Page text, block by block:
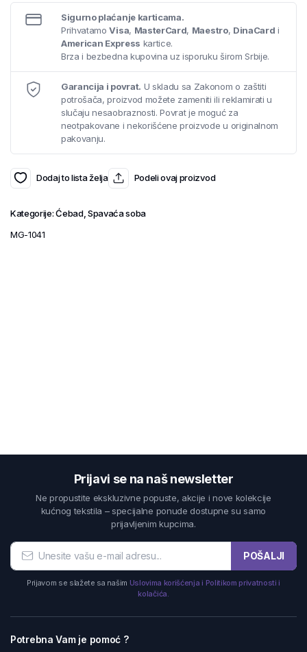
Sigurno plaćanje karticama.
PrihvatamoVisa, MasterCard, Maestro, DinaCard i
American Express kartice.
Brza i bezbedna kupovina uz isporuku širom Srbije.
Garancija i povrat. U skladu sa Zakonom o zaštiti
potrošača, proizvod možete zameniti ili reklamirati u
slučaju nesaobraznosti. Povrat je moguć za
neotpakovane i nekorišćene proizvode u originalnom
pakovanju.
Dodaj to lista želja Podeli ovaj proizvod
Kategorije:Ćebad, Spavaća soba
MG-1041
Prijavi se na naš newsletter
Ne propustite ekskluzivne popuste, akcije i nove kolekcije
kućnog tekstila – specijalne ponude dostupne su samo
prijavljenim kupcima.
POŠALJI
Prijavom se slažete sa našim Uslovima korišćenja i Politikom privatnosti i
kolačića.
Potrebna Vam je pomoć ?